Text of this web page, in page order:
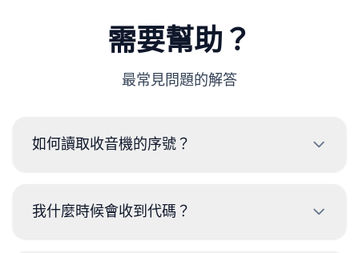
需要幫助？
最常見問題的解答
如何讀取收音機的序號？
殼上的標籤讀取代碼。序列號通常位於條碼的上方或下方。
我什麼時候會收到代碼？